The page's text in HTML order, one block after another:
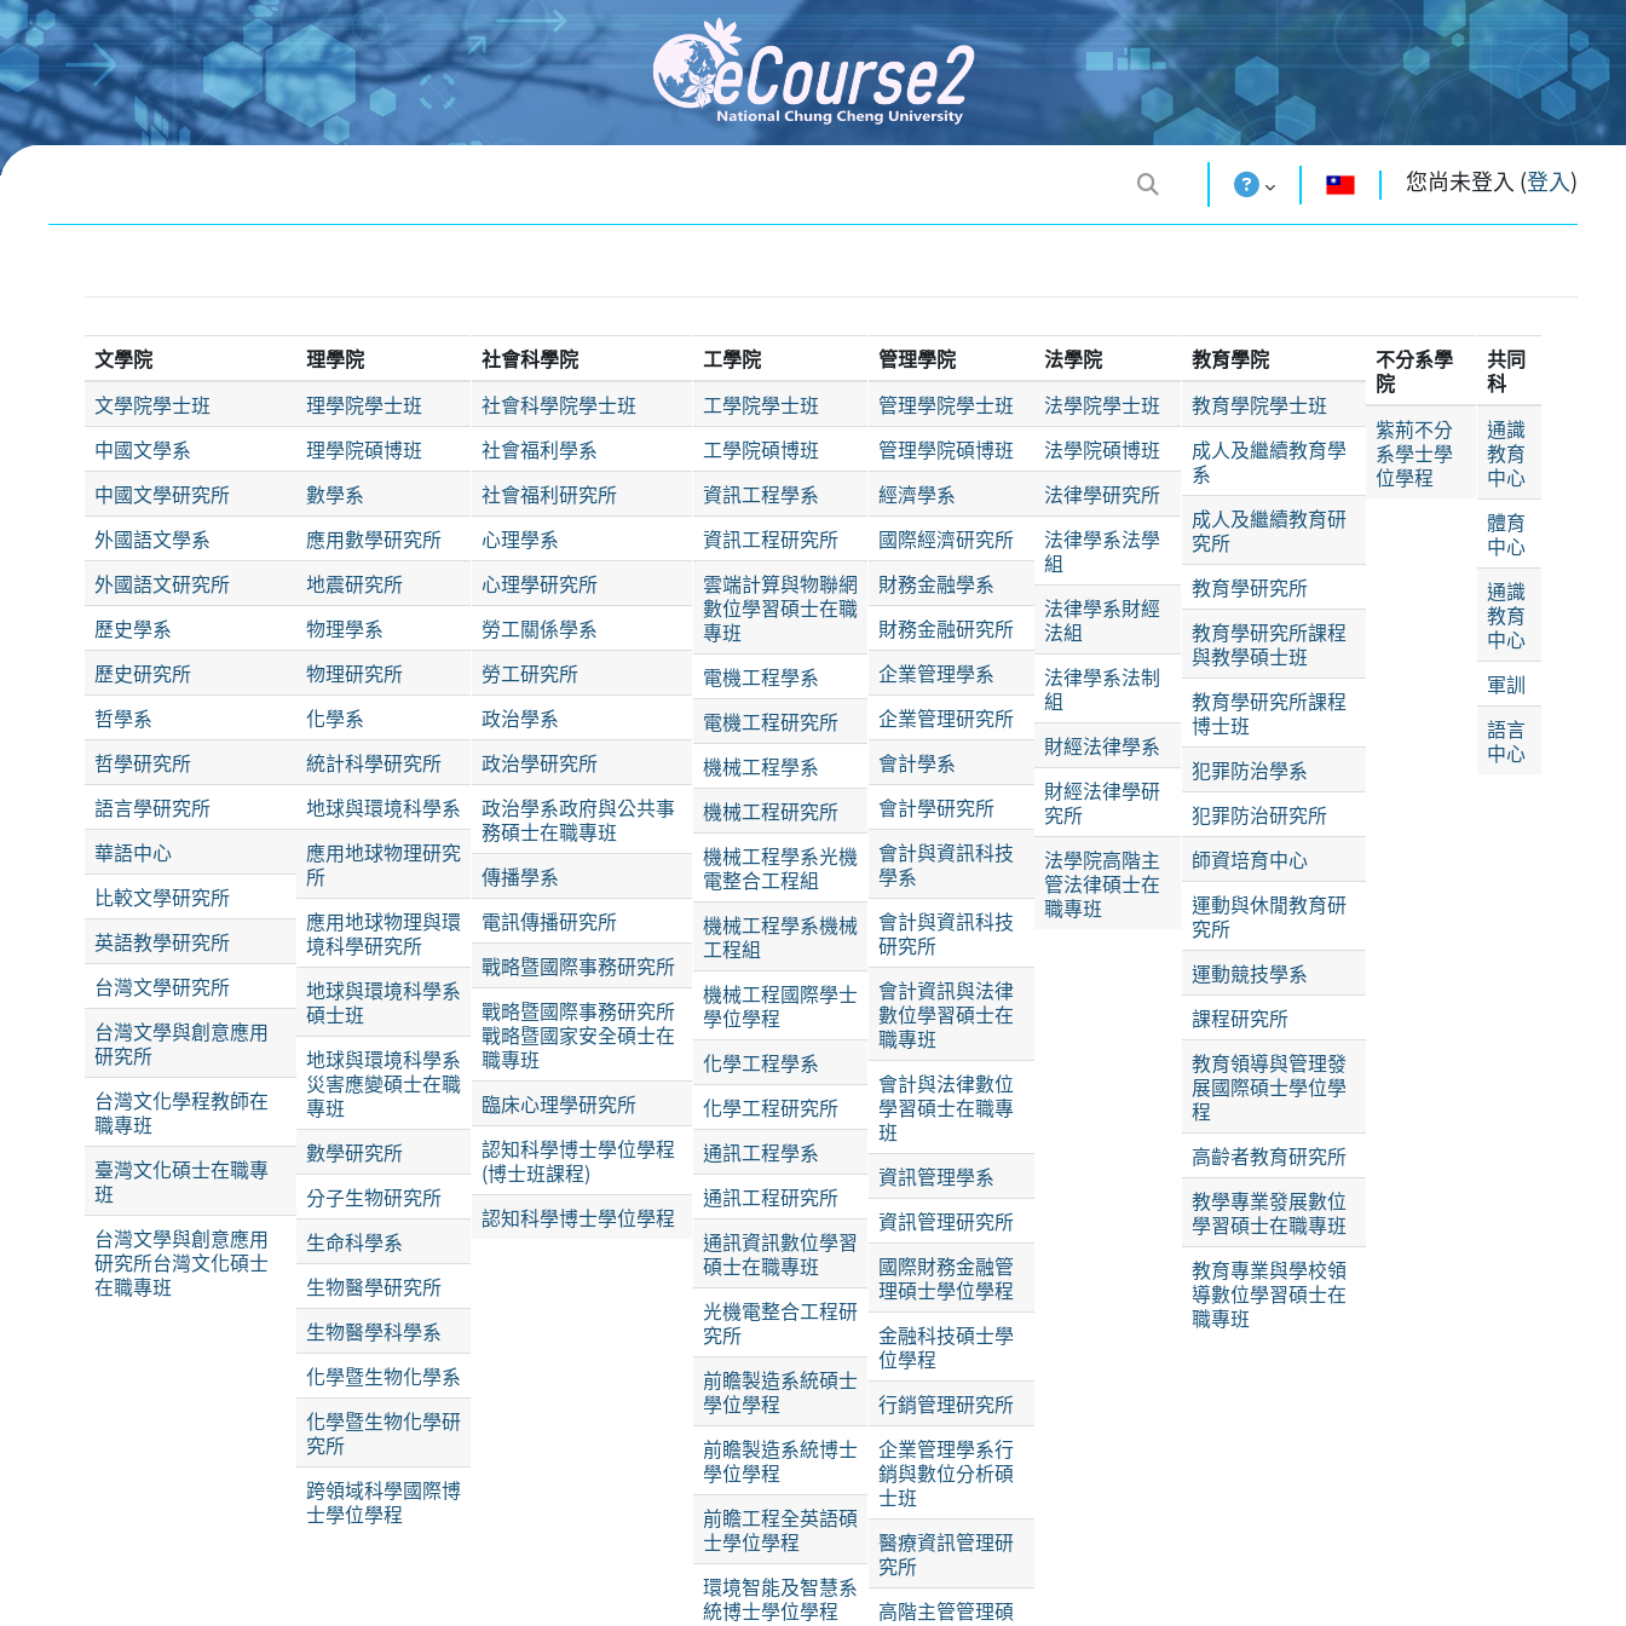
跳至主內容
您尚未登入 (登入)
文學院
文學院學士班
中國文學系
中國文學研究所
外國語文學系
外國語文研究所
歷史學系
歷史研究所
哲學系
哲學研究所
語言學研究所
華語中心
比較文學研究所
英語教學研究所
台灣文學研究所
台灣文學與創意應用
研究所
台灣文化學程教師在
職專班
臺灣文化碩士在職專
班
台灣文學與創意應用
研究所台灣文化碩士
在職專班
理學院
理學院學士班
理學院碩博班
數學系
應用數學研究所
地震研究所
物理學系
物理研究所
化學系
統計科學研究所
地球與環境科學系
應用地球物理研究
所
應用地球物理與環
境科學研究所
地球與環境科學系
碩士班
地球與環境科學系
災害應變碩士在職
專班
數學研究所
分子生物研究所
生命科學系
生物醫學研究所
生物醫學科學系
化學暨生物化學系
化學暨生物化學研
究所
跨領域科學國際博
士學位學程
社會科學院
社會科學院學士班
社會福利學系
社會福利研究所
心理學系
心理學研究所
勞工關係學系
勞工研究所
政治學系
政治學研究所
政治學系政府與公共事
務碩士在職專班
傳播學系
電訊傳播研究所
戰略暨國際事務研究所
戰略暨國際事務研究所
戰略暨國家安全碩士在
職專班
臨床心理學研究所
認知科學博士學位學程
(博士班課程)
認知科學博士學位學程
工學院
工學院學士班
工學院碩博班
資訊工程學系
資訊工程研究所
雲端計算與物聯網
數位學習碩士在職
專班
電機工程學系
電機工程研究所
機械工程學系
機械工程研究所
機械工程學系光機
電整合工程組
機械工程學系機械
工程組
機械工程國際學士
學位學程
化學工程學系
化學工程研究所
通訊工程學系
通訊工程研究所
通訊資訊數位學習
碩士在職專班
光機電整合工程研
究所
前瞻製造系統碩士
學位學程
前瞻製造系統博士
學位學程
前瞻工程全英語碩
士學位學程
環境智能及智慧系
統博士學位學程
管理學院
管理學院學士班
管理學院碩博班
經濟學系
國際經濟研究所
財務金融學系
財務金融研究所
企業管理學系
企業管理研究所
會計學系
會計學研究所
會計與資訊科技
學系
會計與資訊科技
研究所
會計資訊與法律
數位學習碩士在
職專班
會計與法律數位
學習碩士在職專
班
資訊管理學系
資訊管理研究所
國際財務金融管
理碩士學位學程
金融科技碩士學
位學程
行銷管理研究所
企業管理學系行
銷與數位分析碩
士班
醫療資訊管理研
究所
高階主管管理碩
法學院
法學院學士班
法學院碩博班
法律學研究所
法律學系法學
組
法律學系財經
法組
法律學系法制
組
財經法律學系
財經法律學研
究所
法學院高階主
管法律碩士在
職專班
教育學院
教育學院學士班
成人及繼續教育學
系
成人及繼續教育研
究所
教育學研究所
教育學研究所課程
與教學碩士班
教育學研究所課程
博士班
犯罪防治學系
犯罪防治研究所
師資培育中心
運動與休閒教育研
究所
運動競技學系
課程研究所
教育領導與管理發
展國際碩士學位學
程
高齡者教育研究所
教學專業發展數位
學習碩士在職專班
教育專業與學校領
導數位學習碩士在
職專班
不分系學
院
紫荊不分
系學士學
位學程
共同
科
通識
教育
中心
體育
中心
通識
教育
中心
軍訓
語言
中心